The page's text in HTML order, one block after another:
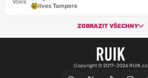
Včera
Ilves Tampere
ZOBRAZIT VŠECHNY
Copyright © 2017–2026 RUIK.cz